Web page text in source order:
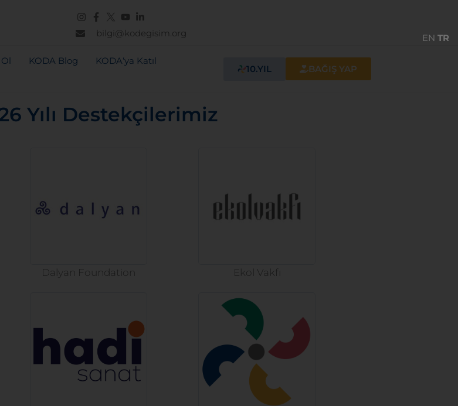
bilgi@kodegisim.org
KODA Blog
KODA‘ya Katıl
10.YIL BAĞIŞ YAP
Yılı Destekçilerimiz
Dalyan Foundation Ekol Vakfı
EN TR